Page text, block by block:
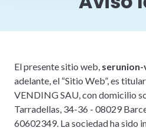
búsqueda
El presente sitio web,
adelante, el “Sitio Web”, es
VENDING SAU, con domicilio
Tarradellas, 34-36 - 08029
60602349. La sociedad ha sido